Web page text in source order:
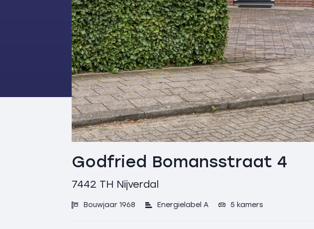
Godfried Bomansstraat 4
7442 TH Nijverdal
Bouwjaar 1968 Energielabel A 5 kamers